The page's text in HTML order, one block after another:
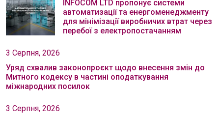
INFOCOM LTD пропонує системи
автоматизації та енергоменеджменту
для мінімізації виробничих втрат через
перебої з електропостачанням
3 Серпня, 2026
Уряд схвалив законопроєкт щодо внесення змін до
Митного кодексу в частині оподаткування
міжнародних посилок
3 Серпня, 2026